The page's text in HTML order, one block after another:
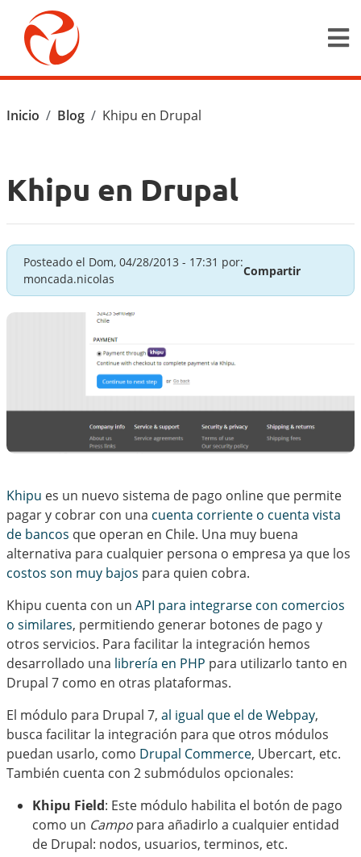
Pasar al contenido principal
Ruta de navegación
Inicio Blog Khipu en Drupal
Khipu en Drupal
Posteado el Dom, 04/28/2013 - 17:31 por:
moncada.nicolas
Compartir
Khipu es un nuevo sistema de pago online que permite
pagar y cobrar con una cuenta corriente o cuenta vista
de bancos que operan en Chile. Una muy buena
alternativa para cualquier persona o empresa ya que los
costos son muy bajos para quien cobra.
Khipu cuenta con un API para integrarse con comercios
o similares, permitiendo generar botones de pago y
otros servicios. Para facilitar la integración hemos
desarrollado una librería en PHP para utilizarlo tanto en
Drupal 7 como en otras plataformas.
El módulo para Drupal 7, al igual que el de Webpay,
busca facilitar la integración para que otros módulos
puedan usarlo, como Drupal Commerce, Ubercart, etc.
También cuenta con 2 submódulos opcionales:
Khipu Field: Este módulo habilita el botón de pago
como un Campo para añadirlo a cualquier entidad
de Drupal: nodos, usuarios, terminos, etc.